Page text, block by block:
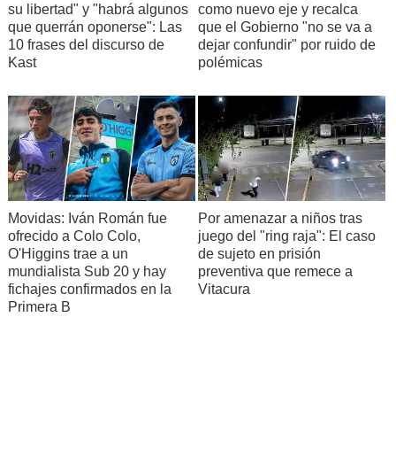
su libertad" y "habrá algunos
que querrán oponerse": Las
10 frases del discurso de
Kast
como nuevo eje y recalca
que el Gobierno "no se va a
dejar confundir" por ruido de
polémicas
Movidas: Iván Román fue
ofrecido a Colo Colo,
O'Higgins trae a un
mundialista Sub 20 y hay
fichajes confirmados en la
Primera B
Por amenazar a niños tras
juego del "ring raja": El caso
de sujeto en prisión
preventiva que remece a
Vitacura